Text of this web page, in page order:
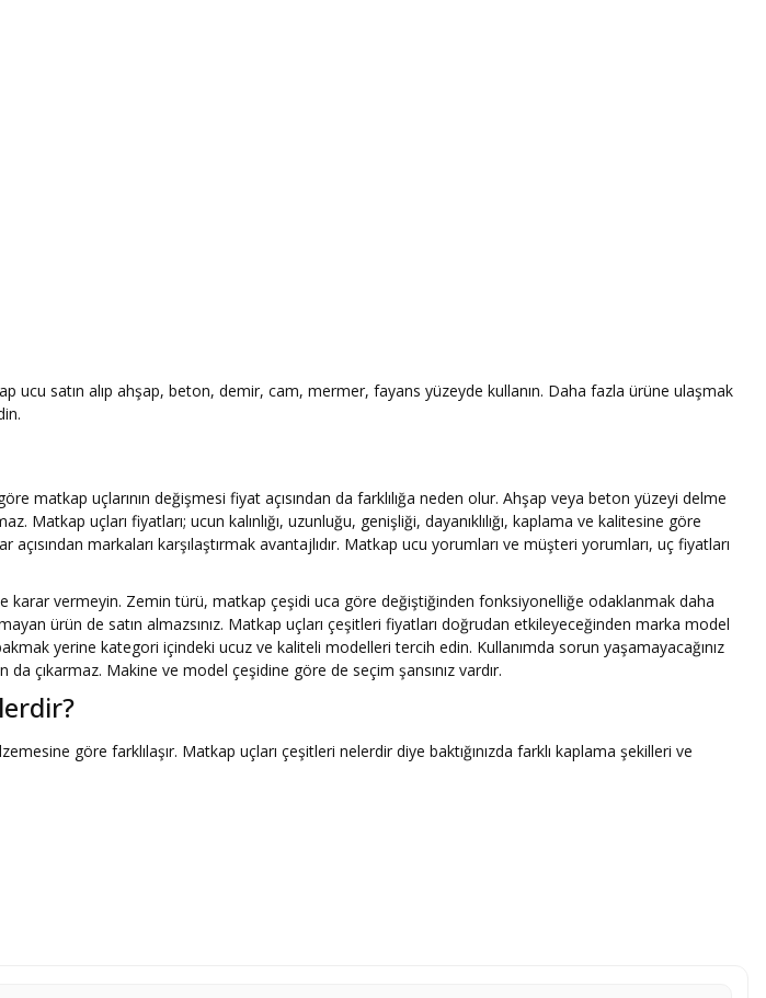
ucu satın alıp ahşap, beton, demir, cam, mermer, fayans yüzeyde kullanın. Daha fazla ürüne ulaşmak
matkap uçlarının değişmesi fiyat açısından da farklılığa neden olur. Ahşap veya beton yüzeyi delme
Matkap uçları fiyatları; ucun kalınlığı, uzunluğu, genişliği, dayanıklılığı, kaplama ve kalitesine göre
markaları karşılaştırmak avantajlıdır. Matkap ucu yorumları ve müşteri yorumları, uç fiyatları
karar vermeyin. Zemin türü, matkap çeşidi uca göre değiştiğinden fonksiyonelliğe odaklanmak daha
ürün de satın almazsınız. Matkap uçları çeşitleri fiyatları doğrudan etkileyeceğinden marka model
yerine kategori içindeki ucuz ve kaliteli modelleri tercih edin. Kullanımda sorun yaşamayacağınız
da çıkarmaz. Makine ve model çeşidine göre de seçim şansınız vardır.
göre farklılaşır. Matkap uçları çeşitleri nelerdir diye baktığınızda farklı kaplama şekilleri ve